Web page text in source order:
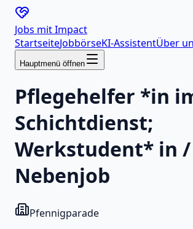
Jobs mitImpact
StartseiteJobbörseKI-AssistentÜber
Hauptmenü öffnen
Pflegehelfer *in
Schichtdienst;
Werkstudent* in /
Nebenjob
Pfennigparade